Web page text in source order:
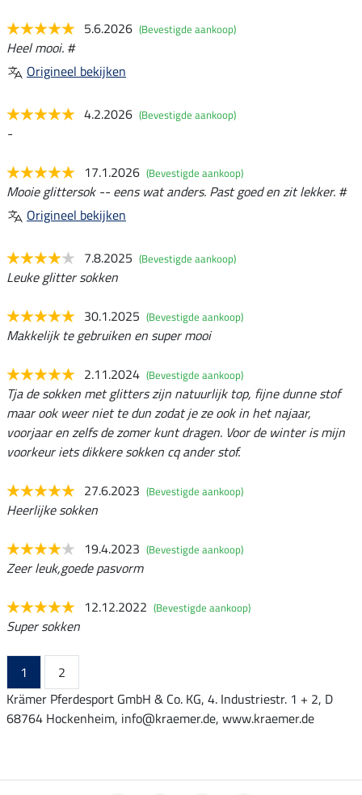
5.6.2026 (Bevestigde aankoop)
Heel mooi. #
Origineel bekijken
4.2.2026 (Bevestigde aankoop)
-
17.1.2026 (Bevestigde aankoop)
Mooie glittersok -- eens wat anders. Past goed en zit lekker. #
Origineel bekijken
7.8.2025 (Bevestigde aankoop)
Leuke glitter sokken
30.1.2025 (Bevestigde aankoop)
Makkelijk te gebruiken en super mooi
2.11.2024 (Bevestigde aankoop)
Tja de sokken met glitters zijn natuurlijk top, fijne dunne stof
maar ook weer niet te dun zodat je ze ook in het najaar,
voorjaar en zelfs de zomer kunt dragen. Voor de winter is mijn
voorkeur iets dikkere sokken cq ander stof.
27.6.2023 (Bevestigde aankoop)
Heerlijke sokken
19.4.2023 (Bevestigde aankoop)
Zeer leuk,goede pasvorm
12.12.2022 (Bevestigde aankoop)
Super sokken
1
2
Krämer Pferdesport GmbH & Co. KG, 4. Industriestr. 1 + 2, D
68764 Hockenheim, info@kraemer.de, www.kraemer.de